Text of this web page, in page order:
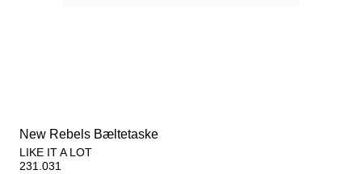
New Rebels Bæltetaske
LIKE IT A LOT
231.031